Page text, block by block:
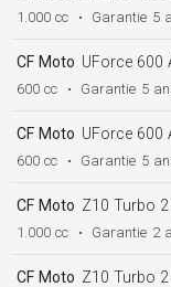
1.000 cc • Garantie 5
CF Moto UForce 600
600 cc • Garantie 5
CF Moto UForce 600
600 cc • Garantie 5
CF Moto Z10 Turbo 2
1.000 cc • Garantie 2
CF Moto Z10 Turbo 2